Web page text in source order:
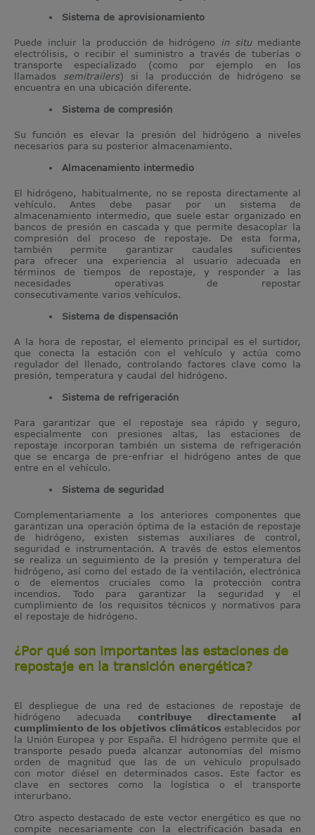
Sistema de aprovisionamiento
Puede incluir la producción de hidrógeno in situmediante
electrólisis, o recibir el suministro a través de tuberías o
transporte especializado (como por ejemplo en los
llamados semitrailers) si la producción de hidrógeno se
encuentra en una ubicación diferente.
Sistema de compresión
Su función es elevar la presión del hidrógeno a niveles
necesarios para su posterior almacenamiento.
Almacenamiento intermedio
El hidrógeno, habitualmente, no se reposta directamente al
vehículo. Antes debe pasar por un sistema de
almacenamiento intermedio, que suele estar organizado en
bancos de presión en cascada y que permite desacoplar la
compresión del proceso de repostaje. De esta forma,
también permite garantizar caudales suficientes
para ofrecer una experiencia al usuario adecuada en
términos de tiempos de repostaje, y responder a las
necesidades operativas de repostar
consecutivamente varios vehículos.
Sistema de dispensación
A la hora de repostar, el elemento principal es el surtidor,
que conecta la estación con el vehículo y actúa como
regulador del llenado, controlando factores clave como la
presión, temperatura y caudal del hidrógeno.
Sistema de refrigeración
Para garantizar que el repostaje sea rápido y seguro,
especialmente con presiones altas, las estaciones de
repostaje incorporan también un sistema de refrigeración
que se encarga de pre-enfriar el hidrógeno antes de que
entre en el vehículo.
Sistema de seguridad
Complementariamente a los anteriores componentes que
garantizan una operación óptima de la estación de repostaje
de hidrógeno, existen sistemas auxiliares de control,
seguridad e instrumentación. A través de estos elementos
se realiza un seguimiento de la presión y temperatura del
hidrógeno, así como del estado de la ventilación, electrónica
o de elementos cruciales como la protección contra
incendios. Todo para garantizar la seguridad y el
cumplimiento de los requisitos técnicos y normativos para
el repostaje de hidrógeno.
¿Por qué son importantes las estaciones de
repostaje en la transición energética?
El despliegue de una red de estaciones de repostaje de
hidrógeno adecuada contribuye directamente al
cumplimiento de los objetivos climáticos establecidos por
la Unión Europea y por España. El hidrógeno permite que el
transporte pesado pueda alcanzar autonomías del mismo
orden de magnitud que las de un vehículo propulsado
con motor diésel en determinados casos. Este factor es
clave en sectores como la logística o el transporte
interurbano.
Otro aspecto destacado de este vector energético es que no
compite necesariamente con la electrificación basada en